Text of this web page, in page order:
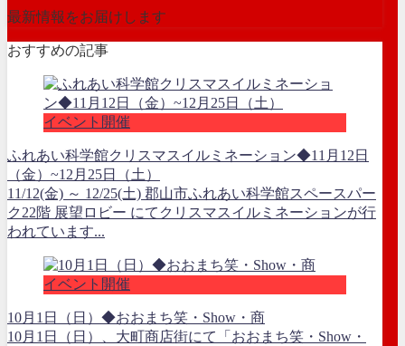
最新情報をお届けします
おすすめの記事
イベント開催
ふれあい科学館クリスマスイルミネーション◆11月12日
（金）~12月25日（土）
11/12(金) ～ 12/25(土) 郡山市ふれあい科学館スペースパー
ク22階 展望ロビー にてクリスマスイルミネーションが行
われています...
イベント開催
10月1日（日）◆おおまち笑・Show・商
10月1日（日）、大町商店街にて「おおまち笑・Show・